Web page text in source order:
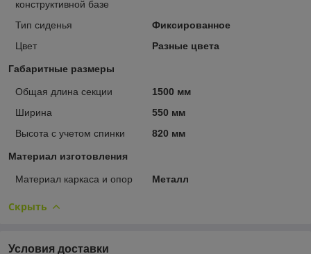
конструктивной базе
Тип сиденья
Фиксированное
Цвет
Разные цвета
Габаритные размеры
Общая длина секции
1500 мм
Ширина
550 мм
Высота с учетом спинки
820 мм
Материал изготовления
Материал каркаса и опор Металл
Скрыть
Условия доставки